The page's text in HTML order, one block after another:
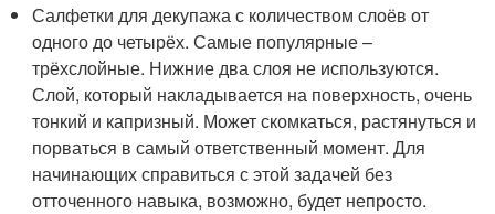
Салфетки для декупажа с количеством слоёв от
одного до четырёх. Самые популярные –
трёхслойные. Нижние два слоя не используются.
Слой, который накладывается на поверхность, очень
тонкий и капризный. Может скомкаться, растянуться и
порваться в самый ответственный момент. Для
начинающих справиться с этой задачей без
отточенного навыка, возможно, будет непросто.